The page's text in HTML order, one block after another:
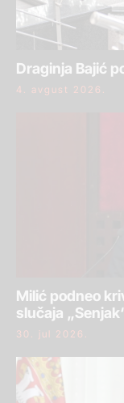
Draginja Bajić
4. avgust 2026.
Milić podneo
slučaja
30. jul 2026.